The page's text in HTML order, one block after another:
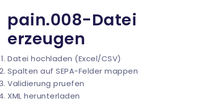
pain.008-Datei
erzeugen
Datei hochladen (Excel/CSV)
Spalten auf SEPA-Felder mappen
Validierung pruefen
XML herunterladen